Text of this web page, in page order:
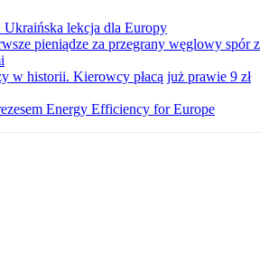
Ukraińska lekcja dla Europy
pieniądze za przegrany węglowy spór z
w historii. Kierowcy płacą już prawie 9 zł
Energy Efficiency for Europe